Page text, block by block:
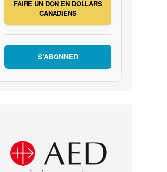
FAIRE UN DON EN DOLLARS
CANADIENS
S’ABONNER